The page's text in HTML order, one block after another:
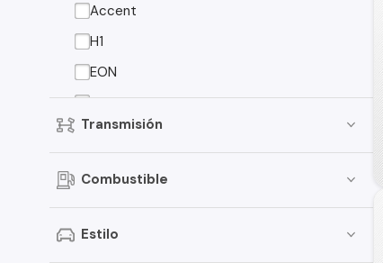
Accent
H1
EON
Elantra
Creta
i20
Transmisión
Combustible
Estilo